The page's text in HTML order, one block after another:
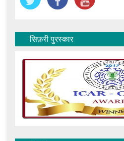
सिफ़री पुरस्कार